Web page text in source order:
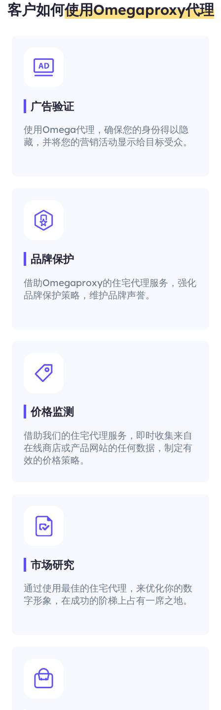
客户如何使用Omegaproxy代理
广告验证
使用Omega代理，确保您的身份得以隐
藏，并将您的营销活动显示给目标受众。
品牌保护
借助Omegaproxy的住宅代理服务，强化
品牌保护策略，维护品牌声誉。
价格监测
借助我们的住宅代理服务，即时收集来自
在线商店或产品网站的任何数据，制定有
效的价格策略。
市场研究
通过使用最佳的住宅代理，来优化你的数
字形象，在成功的阶梯上占有一席之地。